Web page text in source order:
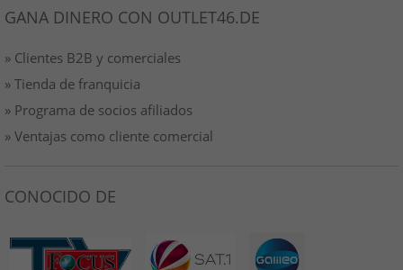
GANA DINERO CON OUTLET46.DE
» Clientes B2B y comerciales
» Tienda de franquicia
» Programa de socios afiliados
» Ventajas como cliente comercial
CONOCIDO DE